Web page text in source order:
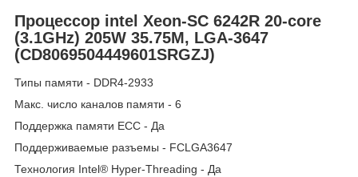
Процессор intel Xeon-SC 6242R 20-core
(3.1GHz) 205W 35.75M, LGA-3647
(CD8069504449601SRGZJ)
Типы памяти - DDR4-2933
Макс. число каналов памяти - 6
Поддержка памяти ECC - Да
Поддерживаемые разъемы - FCLGA3647
Технология Intel® Hyper-Threading - Да